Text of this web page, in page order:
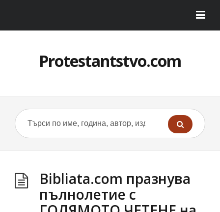
Protestantstvo.com
Bibliata.com празнува
пълнолетие с